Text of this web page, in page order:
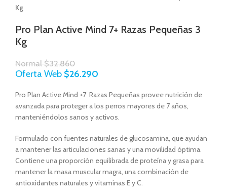
Kg
Pro Plan Active Mind 7+ Razas Pequeñas 3
Kg
Normal$32.860
Oferta Web $26.290
Pro Plan Active Mind +7 Razas Pequeñas provee nutrición de
avanzada para proteger a los perros mayores de 7 años,
manteniéndolos sanos y activos.
Formulado con fuentes naturales de glucosamina, que ayudan
a mantener las articulaciones sanas y una movilidad óptima.
Contiene una proporción equilibrada de proteína y grasa para
mantener la masa muscular magra, una combinación de
antioxidantes naturales y vitaminas E y C.